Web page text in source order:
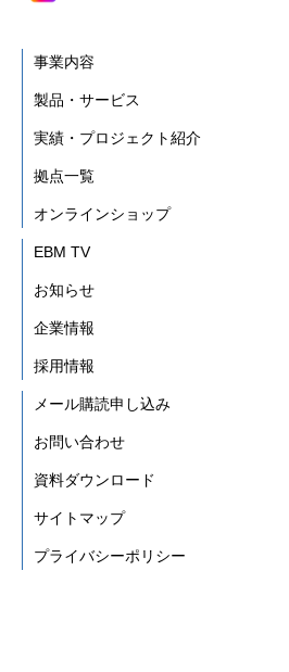
事業内容
製品・サービス
実績・プロジェクト紹介
拠点一覧
オンラインショップ
EBM TV
お知らせ
企業情報
採用情報
メール購読申し込み
お問い合わせ
資料ダウンロード
サイトマップ
プライバシーポリシー